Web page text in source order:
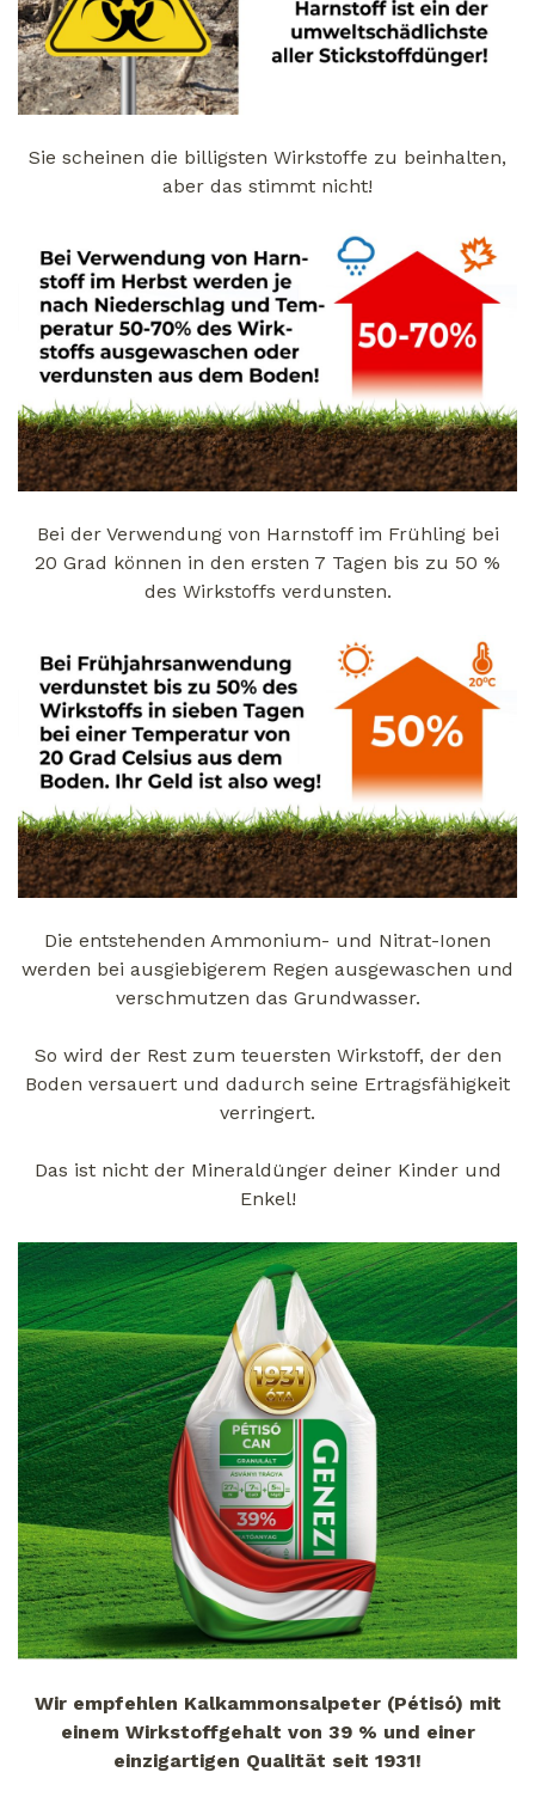
Sie scheinen die billigsten Wirkstoffe zu beinhalten,
aber das stimmt nicht!
Bei der Verwendung von Harnstoff im Frühling bei
20 Grad können in den ersten 7 Tagen bis zu 50 %
des Wirkstoffs verdunsten.
Die entstehenden Ammonium- und Nitrat-Ionen
werden bei ausgiebigerem Regen ausgewaschen und
verschmutzen das Grundwasser.
So wird der Rest zum teuersten Wirkstoff, der den
Boden versauert und dadurch seine Ertragsfähigkeit
verringert.
Das ist nicht der Mineraldünger deiner Kinder und
Enkel!
Wir empfehlen Kalkammonsalpeter (Pétisó) mit
einem Wirkstoffgehalt von 39 % und einer
einzigartigen Qualität seit 1931!